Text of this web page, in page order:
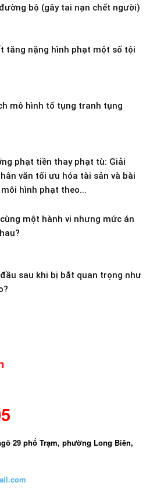
bộ (gây tai nạn chết người)
tăng nặng hình phạt một số tội
mô hình tố tụng tranh tụng
phạt tiền thay phạt tù: Giải
văn tối ưu hóa tài sản và bài
hình phạt theo...
một hành vi nhưng mức án
sau khi bị bắt quan trọng như
29 phố Trạm, phường Long Biên,